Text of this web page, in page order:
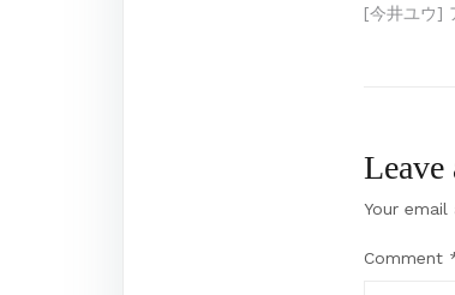
Post
[今井ユウ]
Leave
Your
Comment